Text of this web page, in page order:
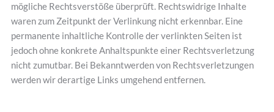
mögliche Rechtsverstöße überprüft. Rechtswidrige Inhalte
waren zum Zeitpunkt der Verlinkung nicht erkennbar. Eine
permanente inhaltliche Kontrolle der verlinkten Seiten ist
jedoch ohne konkrete Anhaltspunkte einer Rechtsverletzung
nicht zumutbar. Bei Bekanntwerden von Rechtsverletzungen
werden wir derartige Links umgehend entfernen.